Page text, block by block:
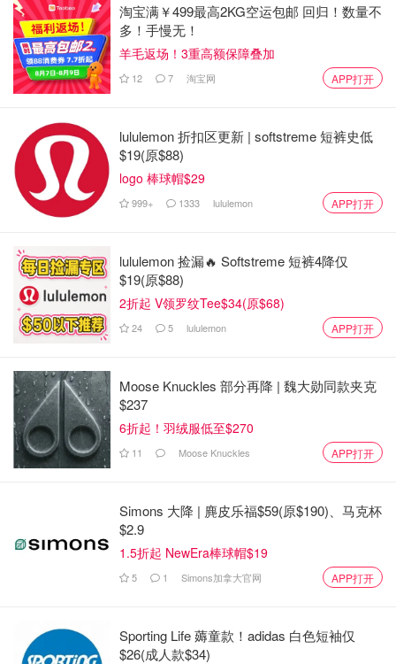
淘宝满￥499最高2KG空运包邮 回归！数量不
多！手慢无！
羊毛返场！3重高额保障叠加
12 7 淘宝网 APP打开
lululemon 折扣区更新 | softstreme 短裤史低
$19(原$88)
logo 棒球帽$29
999+ 1333 lululemon APP打开
lululemon 捡漏🔥 Softstreme 短裤4降仅
$19(原$88)
2折起 V领罗纹Tee$34(原$68)
24 5 lululemon APP打开
Moose Knuckles 部分再降 | 魏大勋同款夹克
$237
6折起！羽绒服低至$270
11 Moose Knuckles APP打开
Simons 大降 | 麂皮乐福$59(原$190)、马克杯
$2.9
1.5折起 NewEra棒球帽$19
5 1 Simons加拿大官网 APP打开
Sporting Life 薅童款！adidas 白色短袖仅
$26(成人款$34)